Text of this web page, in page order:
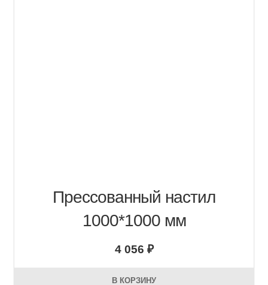
Прессованный настил
1000*1000 мм
4 056 ₽
В КОРЗИНУ